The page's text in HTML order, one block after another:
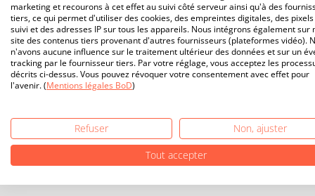
marketing et recourons à cet effet au suivi côté serveur ainsi qu'à des
tiers, ce qui permet d'utiliser des cookies, des empreintes digitales, des
suivi et des adresses IP sur tous les appareils. Nous intégrons également sur
site des contenus tiers provenant d'autres fournisseurs (plateformes vidéo).
n'avons aucune influence sur le traitement ultérieur des données et sur un
tracking par le fournisseur tiers. Par votre réglage, vous acceptez les
décrits ci-dessus. Vous pouvez révoquer votre consentement avec effet pour
l'avenir. (Mentions légales BoD)
Refuser
Non, ajuster
Tout accepter